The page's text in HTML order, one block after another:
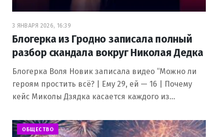
3 ЯНВАРЯ 2026, 16:39
Блогерка из Гродно записала полный
разбор скандала вокруг Николая Дедка
Блогерка Воля Новик записала видео “Можно ли
героям простить всё? | Ему 29, ей — 16 | Почему
кейс Миколы Дзядка касается каждого из…
ОБЩЕСТВО